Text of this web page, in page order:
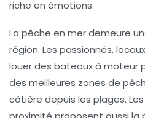
riche en émotions.
La pêche en mer demeure
région. Les passionnés,
louer des bateaux à moteur
des meilleures zones de
côtière depuis les plages.